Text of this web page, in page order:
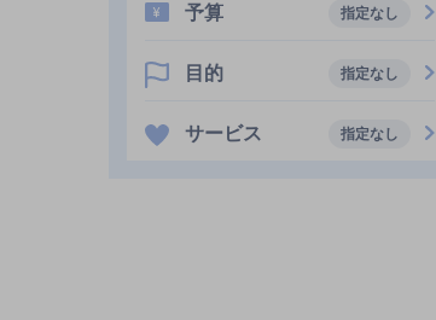
予算 指定なし
目的 指定なし
サービス 指定なし